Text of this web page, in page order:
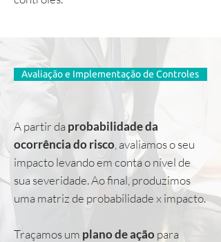
Avaliação e Implementação de Controles
A partir da probabilidade da
ocorrência do risco , avaliamos o seu
impacto levando em conta o nível de
sua severidade. Ao final, produzimos
uma matriz de probabilidade x impacto.
Traçamos um plano de ação para